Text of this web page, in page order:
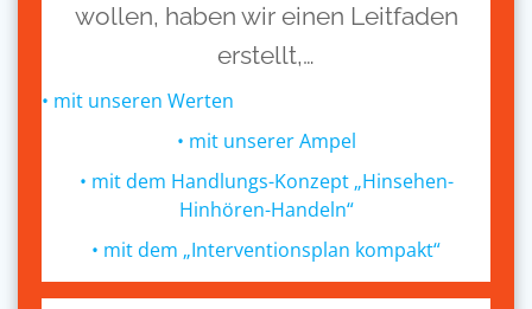
wollen, haben wir einen Leitfaden
erstellt,…
• mit unseren Werten
• mit unserer Ampel
• mit dem Handlungs-Konzept „Hinsehen-
Hinhören-Handeln“
• mit dem „Interventionsplan kompakt“